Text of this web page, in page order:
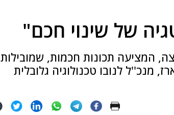
של שינוי חכם"
המציעה תכונות חכמות, שמובילות
מנכ''ל לנובו טכנולוגיה גלובלית